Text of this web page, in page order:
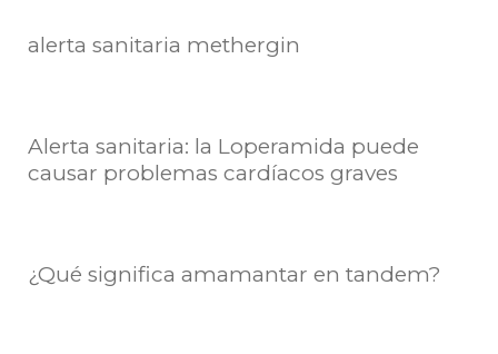
alerta sanitaria methergin
Alerta sanitaria: la Loperamida puede
causar problemas cardíacos graves
¿Qué significa amamantar en tandem?